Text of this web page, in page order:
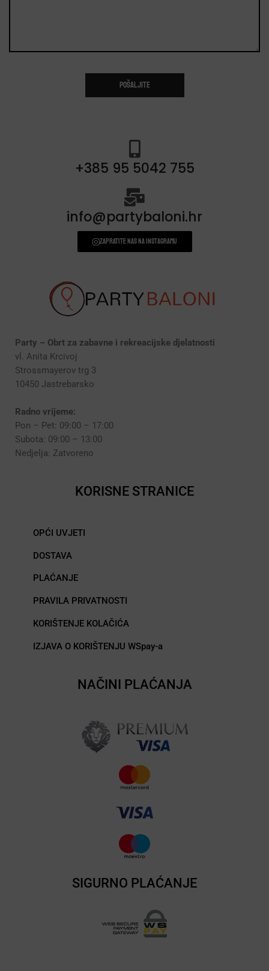
+385 95 5042 755
info@partybaloni.hr
Zapratite nas na instagramu
Party – Obrt za zabavne i rekreacijske djelatnosti
vl. Anita Krcivoj
Strossmayerov trg 3
10450 Jastrebarsko
Radno vrijeme:
Pon – Pet: 09:00 – 17:00
Subota: 09:00 – 13:00
Nedjelja: Zatvoreno
KORISNE STRANICE
OPĆI UVJETI
DOSTAVA
PLAĆANJE
PRAVILA PRIVATNOSTI
KORIŠTENJE KOLAČIĆA
IZJAVA O KORIŠTENJU WSpay-a
NAČINI PLAĆANJA
SIGURNO PLAĆANJE